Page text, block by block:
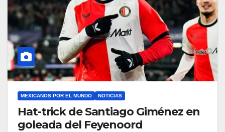
MEXICANOS POR EL MUNDO NOTICIAS
Hat-trick de Santiago Giménez en
goleada del Feyenoord